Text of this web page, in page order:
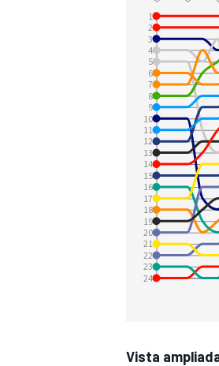
Vista